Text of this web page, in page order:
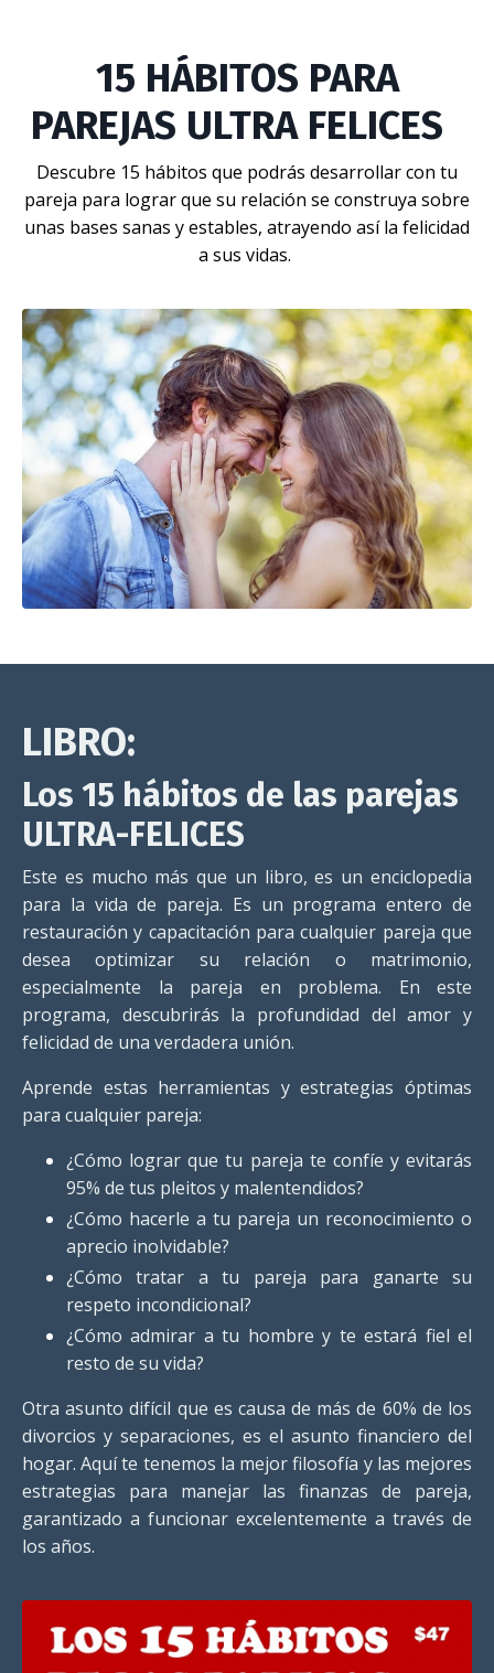
15 HÁBITOS PARA
PAREJAS ULTRA FELICES
Descubre 15 hábitos que podrás desarrollar con tu
pareja para lograr que su relación se construya sobre
unas bases sanas y estables, atrayendo así la felicidad
a sus vidas.
LIBRO:
Los 15 hábitos de las parejas
ULTRA-FELICES
Este es mucho más que un libro, es un enciclopedia
para la vida de pareja. Es un programa entero de
restauración y capacitación para cualquier pareja que
desea optimizar su relación o matrimonio,
especialmente la pareja en problema. En este
programa, descubrirás la profundidad del amor y
felicidad de una verdadera unión.
Aprende estas herramientas y estrategias óptimas
para cualquier pareja:
¿Cómo lograr que tu pareja te confíe y evitarás
95% de tus pleitos y malentendidos?
¿Cómo hacerle a tu pareja un reconocimiento o
aprecio inolvidable?
¿Cómo tratar a tu pareja para ganarte su
respeto incondicional?
¿Cómo admirar a tu hombre y te estará fiel el
resto de su vida?
Otra asunto difícil que es causa de más de 60% de los
divorcios y separaciones, es el asunto financiero del
hogar. Aquí te tenemos la mejor filosofía y las mejores
estrategias para manejar las finanzas de pareja,
garantizado a funcionar excelentemente a través de
los años.